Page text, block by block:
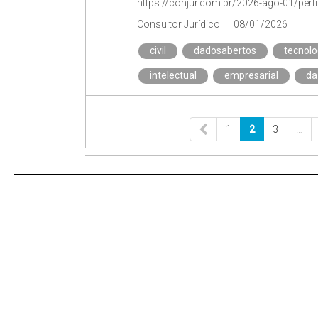
Consultor Jurídico 08/01/2026
civil dadosabertos
intelectual empresarial da
1 2 3